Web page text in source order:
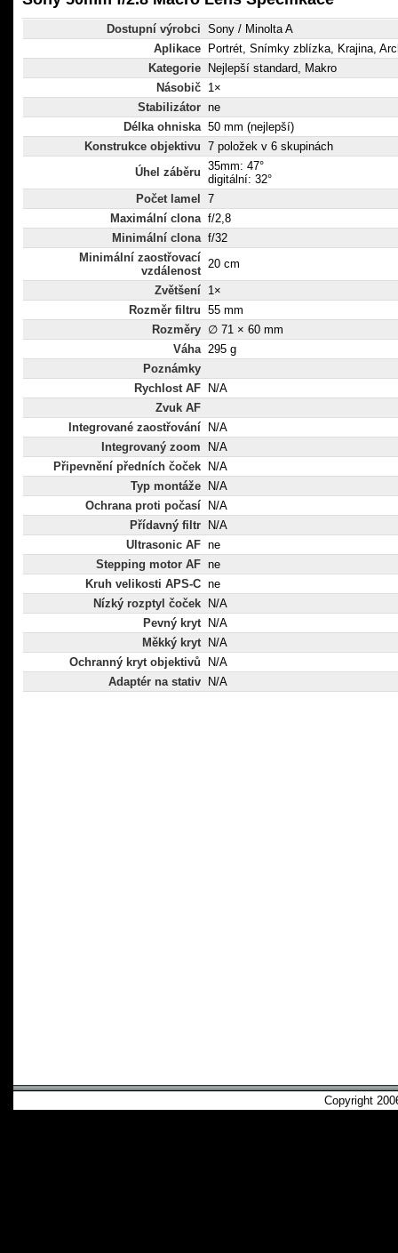
Dostupní výrobci Sony / Minolta A
Aplikace
Portrét, Snímky zblízka, Krajina,
Kategorie
Nejlepší standard, Makro
Násobič 1×
Stabilizátor ne
Délka ohniska 50 mm (nejlepší)
Konstrukce objektivu 7 položek v 6 skupinách
Úhel záběru 35mm: 47°
digitální: 32°
Počet lamel
7
Maximální clona f/2,8
Minimální clona f/32
Minimální zaostřovací
vzdálenost
20 cm
Zvětšení 1×
Rozměr filtru 55 mm
Rozměry ∅ 71 × 60 mm
Váha 295 g
Poznámky
Rychlost AF
N/A
Zvuk AF
Integrované zaostřování
N/A
Integrovaný zoom
N/A
Připevnění předních čoček
N/A
Typ montáže
N/A
Ochrana proti počasí
N/A
Přídavný filtr
N/A
Ultrasonic AF ne
Stepping motor AF ne
Kruh velikosti APS-C ne
Nízký rozptyl čoček
N/A
Pevný kryt
N/A
Měkký kryt
N/A
Ochranný kryt objektivů
N/A
Adaptér na stativ
N/A
Copyright